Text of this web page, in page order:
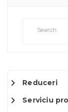
Reduceri
Serviciu